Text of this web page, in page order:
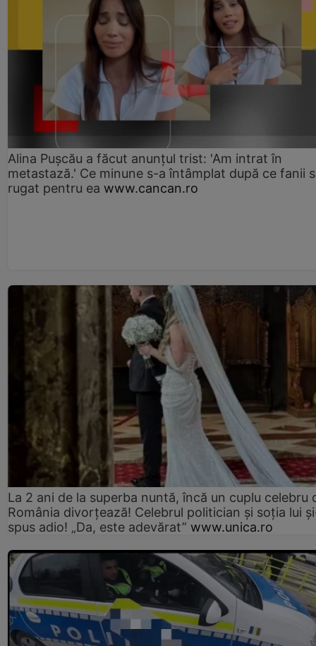
Alina Pușcău a făcut anunțul trist: 'Am intrat în
metastază.' Ce minune s-a întâmplat după ce fanii
rugat pentru ea www.cancan.ro
La 2 ani de la superba nuntă, încă un cuplu celebru
România divorțează! Celebrul politician și soția lui
spus adio! „Da, este adevărat” www.unica.ro